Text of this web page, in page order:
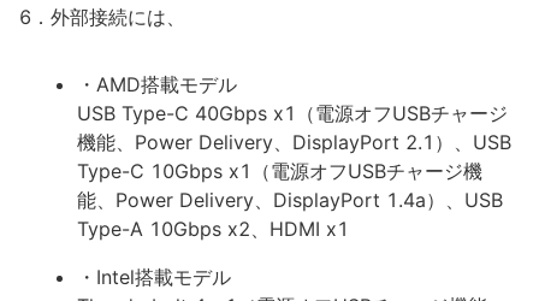
6．外部接続には、
・AMD搭載モデル
USB Type-C 40Gbps x1（電源オフUSBチャージ
機能、Power Delivery、DisplayPort 2.1）、USB
Type-C 10Gbps x1（電源オフUSBチャージ機
能、Power Delivery、DisplayPort 1.4a）、USB
Type-A 10Gbps x2、HDMI x1
・Intel搭載モデル